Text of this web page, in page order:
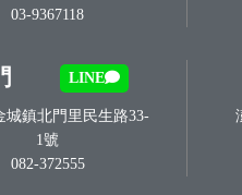
03-9367118
LINE
城鎮北門里民生路33-
1號
082-372555